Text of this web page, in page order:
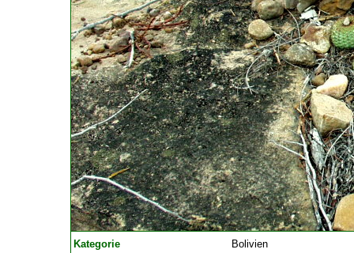
Kategorie
Bolivien